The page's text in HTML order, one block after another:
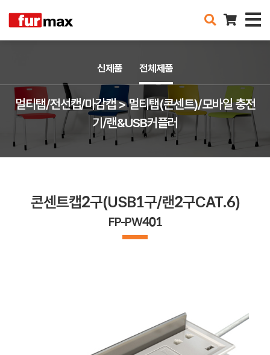
멀티탭/전선캡/마감캡 > 멀티탭(콘센트)/모바일 충전
기/랜&USB커플러
신제품 전체제품
콘센트캡2구(USB1구/랜2구CAT.6)
FP-PW401